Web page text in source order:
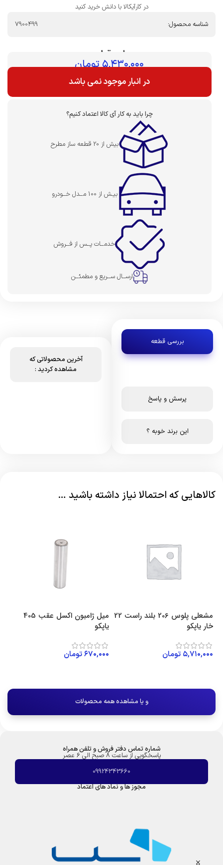
در کارآیکالا با دانش خرید کنید
شناسه محصول:
7900499
بهای قطعه :
۵,۴۳۰,۰۰۰تومان
در انبار موجود نمی باشد
چرا باید به کار آی کالا اعتماد کنیم؟
بیش از 20 قطعه ساز مطرح
بیـش از 100 مــدل خــودرو
خدمــات پــس از فــروش
ارســال ســریع و مطمئــن
بررسی قطعه
پرسش و پاسخ
این برند خوبه ؟
آخرین محصولاتی که
مشاهده کردید :
کالاهایی که احتمالا نیاز داشته باشید …
مشعلی پلوس 206 بلند راست 22
خار یاپکو
۵,۷۱۰,۰۰۰ تومان
میل ژامبون اکسل عقب 405
یاپکو
۶۷۰,۰۰۰تومان
و یا مشاهده همه محصولات
شماره تماس دفتر فروش و تلفن همراه
پاسخگویی از ساعت 8 صبح الی 6 عصر
09924343660
مجوز ها و نماد های اعتماد